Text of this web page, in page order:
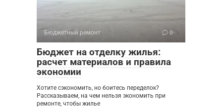
Бюджетный ремонт 0
Бюджет на отделку жилья:
расчет материалов и правила
экономии
Хотите сэкономить, но боитесь переделок?
Рассказываем, на чем нельзя экономить при
ремонте, чтобы жилье